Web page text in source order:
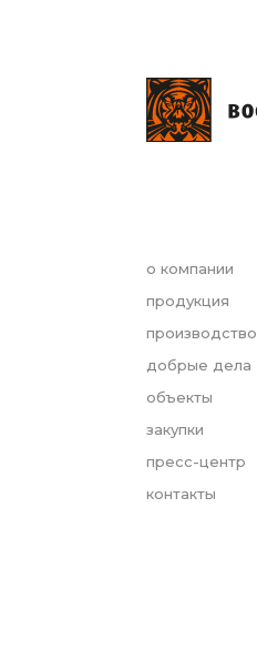
о компании
продукция
производство
добрые дела
объекты
закупки
пресс-центр
контакты